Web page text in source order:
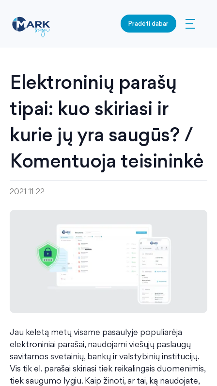
Pradėti dabar
Elektroninių parašų
tipai: kuo skiriasi ir
kurie jų yra saugūs? /
Komentuoja teisininkė
2021-11-22
Jau keletą metų visame pasaulyje populiarėja
elektroniniai parašai, naudojami viešųjų paslaugų
savitarnos svetainių, bankų ir valstybinių institucijų.
Vis tik el. parašai skiriasi tiek reikalingais duomenimis,
tiek saugumo lygiu. Kaip žinoti, ar tai, ką naudojate,